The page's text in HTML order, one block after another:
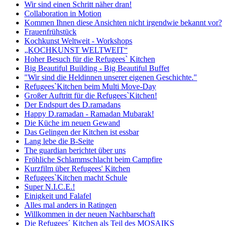
Wir sind einen Schritt näher dran!
Collaboration in Motion
Kommen Ihnen diese Ansichten nicht irgendwie bekannt vor?
Frauenfrühstück
Kochkunst Weltweit - Workshops
„KOCHKUNST WELTWEIT“
Hoher Besuch für die Refugees` Kitchen
Big Beautiful Building - Big Beautiful Buffet
"Wir sind die Heldinnen unserer eigenen Geschichte."
Refugees`Kitchen beim Multi Move-Day
Großer Auftritt für die Refugees`Kitchen!
Der Endspurt des D.ramadans
Happy D.ramadan - Ramadan Mubarak!
Die Küche im neuen Gewand
Das Gelingen der Kitchen ist essbar
Lang lebe die B-Seite
The guardian berichtet über uns
Fröhliche Schlammschlacht beim Campfire
Kurzfilm über Refugees' Kitchen
Refugees`Kitchen macht Schule
Super N.I.C.E.!
Einigkeit und Falafel
Alles mal anders in Ratingen
Willkommen in der neuen Nachbarschaft
Die Refugees´ Kitchen als Teil des MOSAIKS